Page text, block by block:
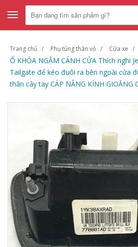
Toggle
navigation
Trang chủ Phụ tùng thân vỏ Cửa xe
Ổ KHÓA NGẬM CÁNH CỬA Thích nghi
Tailgate để kéo đuôi ra bên ngoài cửa
thân cây tay CÁP NÂNG KÍNH GIOĂNG